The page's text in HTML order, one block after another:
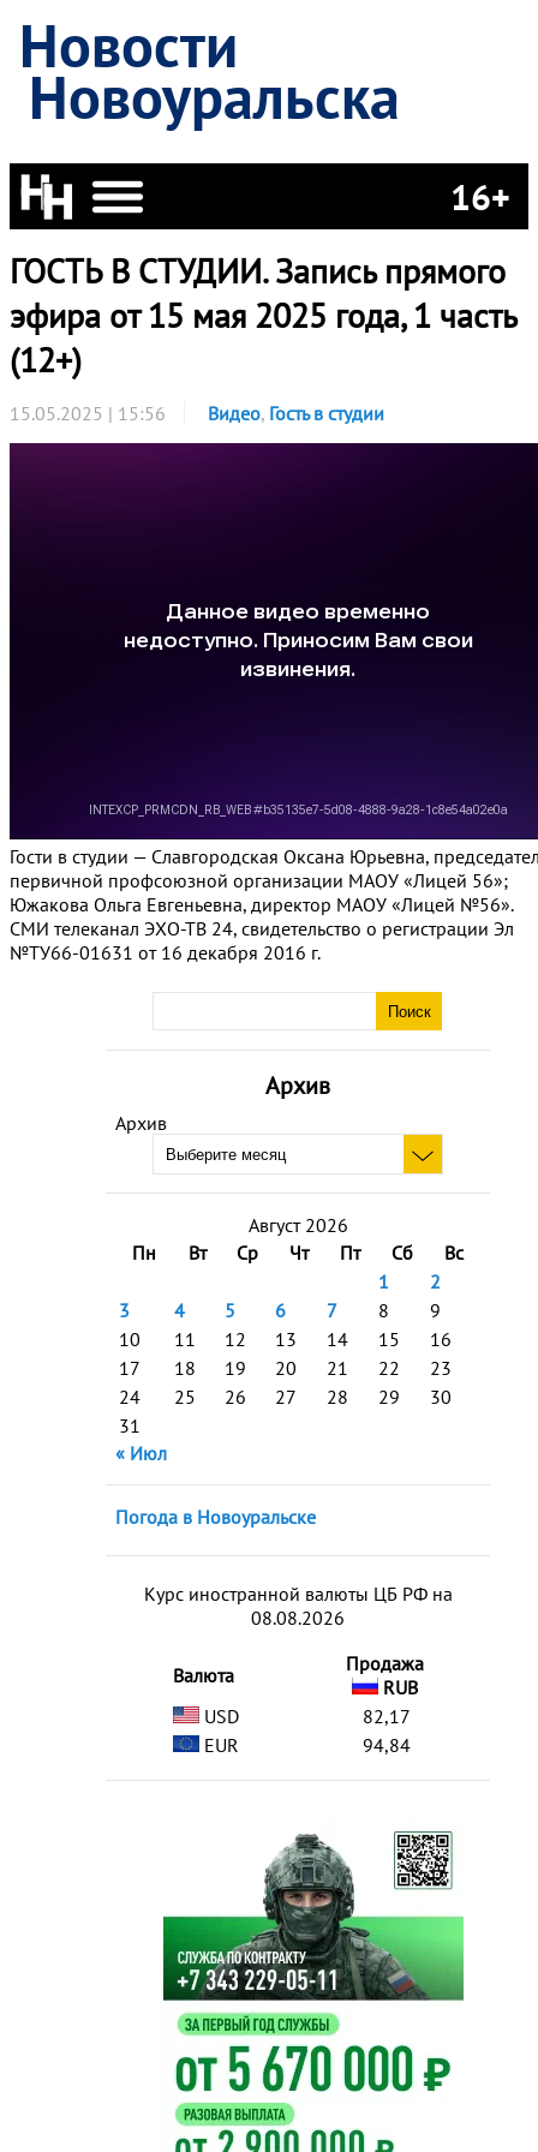
Новости
Новоуральска
16+
Архив
Архив
Август 2026
Пн
Вт Ср Чт Пт Сб
Вс
1
2
3
4 5 6 7 8
9
10
11 12 13 14 15
16
17
18 19 20 21 22
23
24
25 26 27 28 29
30
31
« Июл
Погода в Новоуральске
Курс иностранной валюты ЦБ РФ на
08.08.2026
Валюта
Продажа
RUB
USD
82,17
EUR
94,84
ГОСТЬ В СТУДИИ. Запись прямого
эфира от 15 мая 2025 года, 1 часть
(12+)
15.05.2025 | 15:56 Видео, Гость в студии
Гости в студии — Славгородская Оксана Юрьевна,
первичной профсоюзной организации МАОУ «Лицей 56»;
Южакова Ольга Евгеньевна, директор МАОУ «Лицей №56».
СМИ телеканал ЭХО-ТВ 24, свидетельство о регистрации Эл
№ТУ66-01631 от 16 декабря 2016 г.